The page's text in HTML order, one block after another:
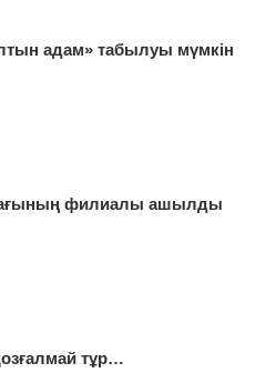
адам» табылуы мүмкін
филиалы ашылды
тұр…